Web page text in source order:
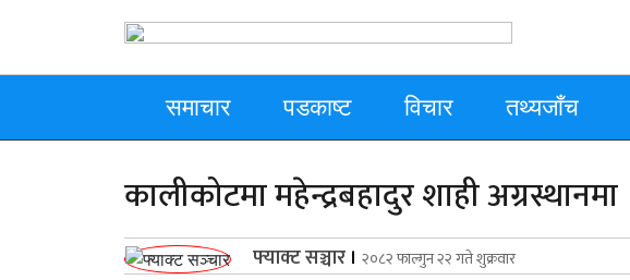
समाचार पडकाष्ट विचार तथ्यजाँच
कालीकोटमा महेन्द्रबहादुर शाही अग्रस्थानमा
फ्याक्ट सञ्चार । २०८२ फाल्गुन २२ गते शुक्रवार